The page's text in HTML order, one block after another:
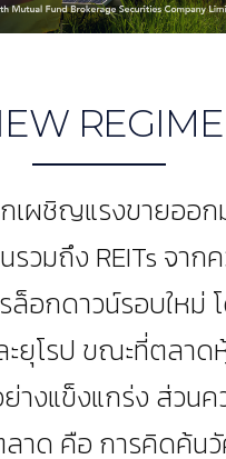
REGIME
เผชิญแรงขายออก
วมถึง REITs จาก
อกดาวน์รอบใหม่
ะยุโรป ขณะที่ตลา
างแข็งแกร่ง ส่วน
าด คือ การคิดค้น